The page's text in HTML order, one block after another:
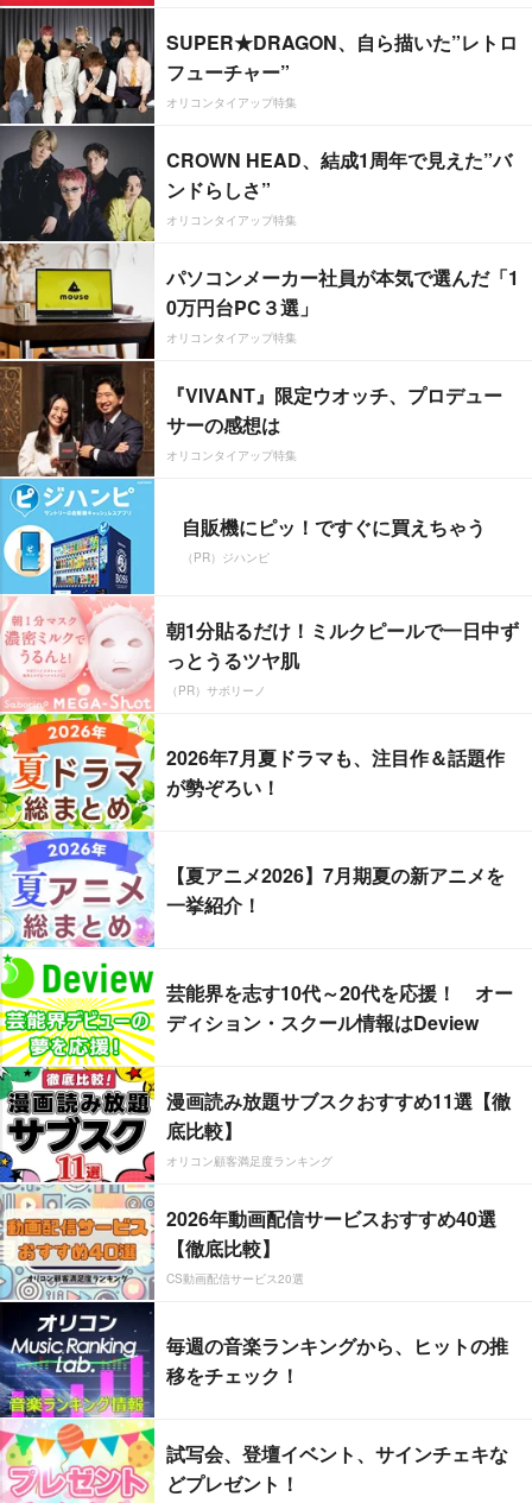
SUPER★DRAGON、自ら描いた”レトロ
フューチャー”
オリコンタイアップ特集
CROWN HEAD、結成1周年で見えた”バ
ンドらしさ”
オリコンタイアップ特集
パソコンメーカー社員が本気で選んだ「1
0万円台PC３選」
オリコンタイアップ特集
『VIVANT』限定ウオッチ、プロデュー
サーの感想は
オリコンタイアップ特集
自販機にピッ！ですぐに買えちゃう
（PR）ジハンピ
朝1分貼るだけ！ミルクピールで一日中ず
っとうるツヤ肌
（PR）サボリーノ
2026年7月夏ドラマも、注目作＆話題作
が勢ぞろい！
【夏アニメ2026】7月期夏の新アニメを
一挙紹介！
芸能界を志す10代～20代を応援！ オー
ディション・スクール情報はDeview
漫画読み放題サブスクおすすめ11選【徹
底比較】
オリコン顧客満足度ランキング
2026年動画配信サービスおすすめ40選
【徹底比較】
CS動画配信サービス20選
毎週の音楽ランキングから、ヒットの推
移をチェック！
試写会、登壇イベント、サインチェキな
どプレゼント！